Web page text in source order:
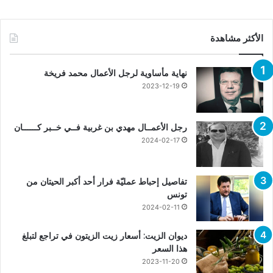
الأكثر مشاهدة
نهاية مأساوية لرجل الأعمال محمد فريخة
2023-12-19
رجل الأعمــال مهدي بن غربية فــي خــبر كــــــان
2024-02-17
تفاصيل إحباط عمليّة فرار أحد أكبر الحيتان من
تونس
2024-02-11
ديوان الزيت: أسعار زيت الزيتون في تراجع لتبلغ
هذا السعر
2023-11-20